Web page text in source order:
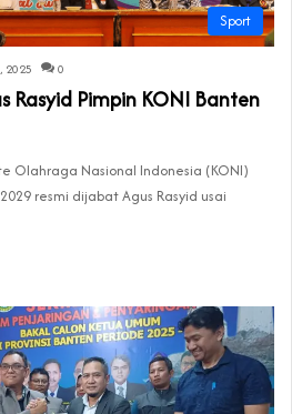
Sport
2025 0
Rasyid Pimpin KONI Banten
Olahraga Nasional Indonesia (KONI)
resmi dijabat Agus Rasyid usai